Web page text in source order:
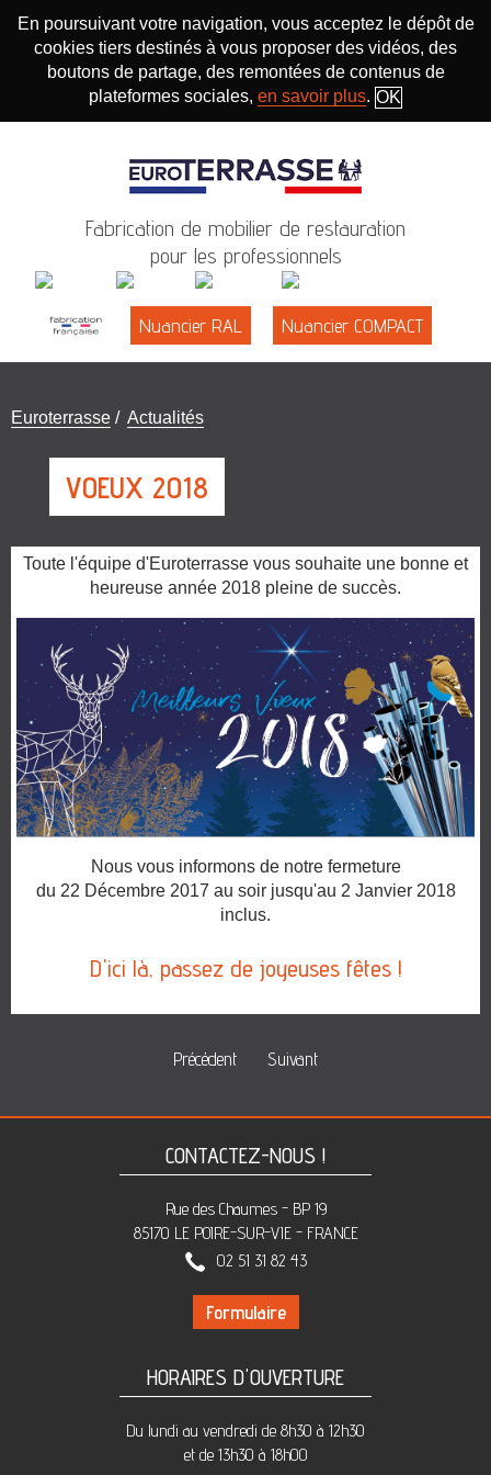
En poursuivant votre navigation, vous acceptez le dépôt de
cookies tiers destinés à vous proposer des vidéos, des
boutons de partage, des remontées de contenus de
plateformes sociales, en savoir plus. OK
Fabrication de mobilier de restauration
pour les professionnels
Nuancier RAL Nuancier COMPACT
Vous
Euroterrasse / Actualités
VOEUX 2018
Toute l'équipe d'Euroterrasse vous souhaite une bonne et
heureuse année 2018 pleine de succès.
Nous vous informons de notre fermeture
du 22 Décembre 2017 au soir jusqu'au 2 Janvier 2018
inclus.
D'ici là, passez de joyeuses fêtes !
Précédent Suivant
CONTACTEZ-NOUS !
Rue des Chaumes - BP 19
85170 LE POIRE-SUR-VIE - FRANCE
02 51 31 82 43
Formulaire
HORAIRES D'OUVERTURE
Du lundi au vendredi de 8h30 à 12h30
et de 13h30 à 18h00